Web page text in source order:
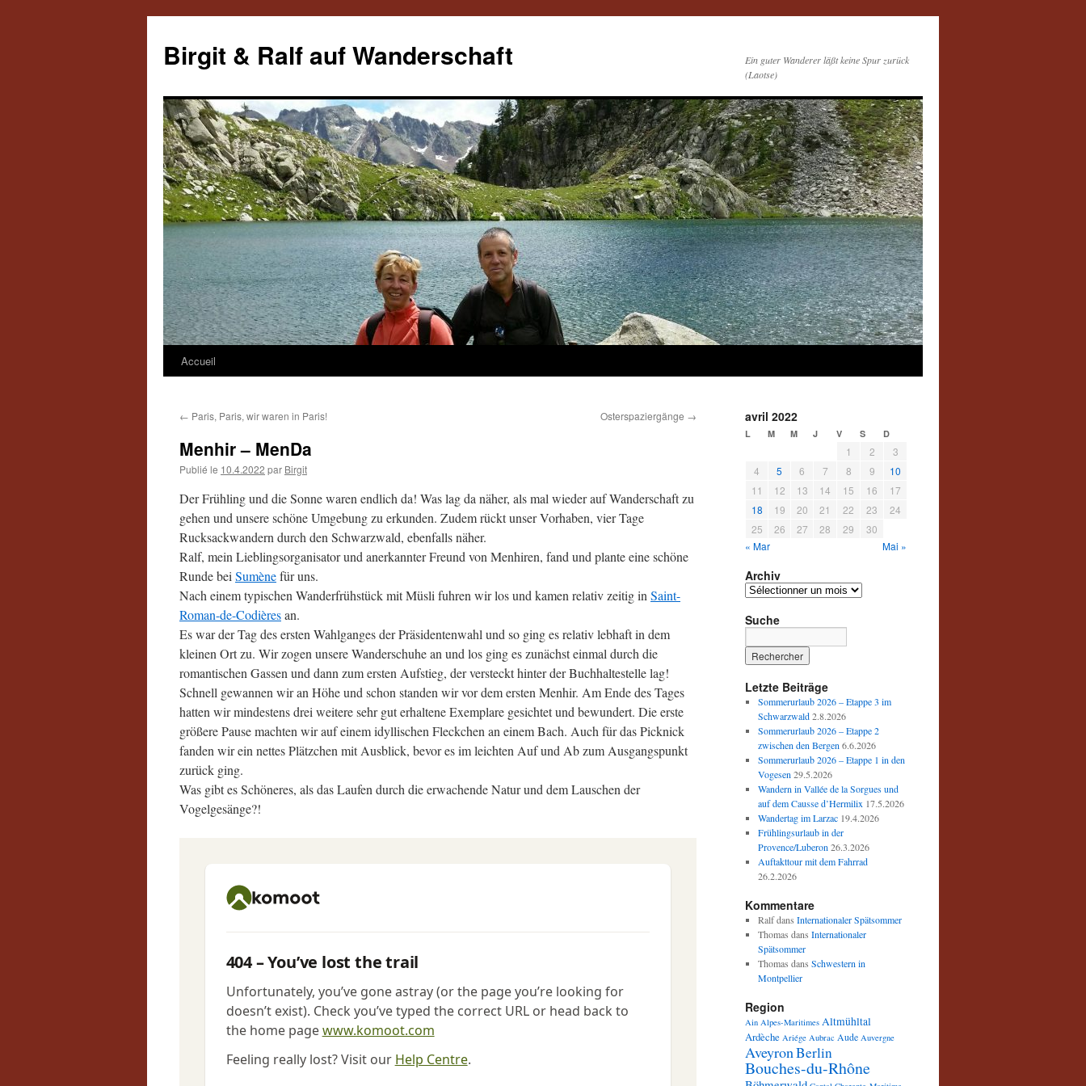
contenu
Birgit & Ralf auf Wanderschaft
Ein guter Wanderer läßt keine Spur zurück
(Laotse)
Accueil
← Paris, Paris, wir waren in Paris! Osterspaziergänge →
Menhir – MenDa
Publié le 10.4.2022 par Birgit
Der Frühling und die Sonne waren endlich da! Was lag da näher, als mal wieder auf Wanderschaft zu
gehen und unsere schöne Umgebung zu erkunden. Zudem rückt unser Vorhaben, vier Tage
Rucksackwandern durch den Schwarzwald, ebenfalls näher.
Ralf, mein Lieblingsorganisator und anerkannter Freund von Menhiren, fand und plante eine schöne
Runde bei Sumènefür uns.
Nach einem typischen Wanderfrühstück mit Müsli fuhren wir los und kamen relativ zeitig in Saint-
Roman-de-Codièresan.
Es war der Tag des ersten Wahlganges der Präsidentenwahl und so ging es relativ lebhaft in dem
kleinen Ort zu. Wir zogen unsere Wanderschuhe an und los ging es zunächst einmal durch die
romantischen Gassen und dann zum ersten Aufstieg, der versteckt hinter der Buchhaltestelle lag!
Schnell gewannen wir an Höhe und schon standen wir vor dem ersten Menhir. Am Ende des Tages
hatten wir mindestens drei weitere sehr gut erhaltene Exemplare gesichtet und bewundert. Die erste
größere Pause machten wir auf einem idyllischen Fleckchen an einem Bach. Auch für das Picknick
fanden wir ein nettes Plätzchen mit Ausblick, bevor es im leichten Auf und Ab zum Ausgangspunkt
zurück ging.
Was gibt es Schöneres, als das Laufen durch die erwachende Natur und dem Lauschen der
Vogelgesänge?!
avril 2022
L M M J V S D
1 2
3
4
5 6 7 8 9
10
11
12 13 14 15 16
17
18
19 20 21 22 23
24
25
26 27 28 29
30
« Mar
Mai »
Archiv
Archiv
Suche
Letzte Beiträge
Sommerurlaub 2026 – Etappe 3 im
Schwarzwald 2.8.2026
Sommerurlaub 2026 – Etappe 2
zwischen den Bergen 6.6.2026
Sommerurlaub 2026 – Etappe 1 in den
Vogesen 29.5.2026
Wandern in Vallée de la Sorgues und
auf dem Causse d’Hermilix 17.5.2026
Wandertag im Larzac 19.4.2026
Frühlingsurlaub in der
Provence/Luberon 26.3.2026
Auftakttour mit dem Fahrrad
26.2.2026
Kommentare
Ralfdans Internationaler Spätsommer
Thomas dans Internationaler
Spätsommer
Thomas dans Schwestern in
Montpellier
Region
Ain Alpes-Maritimes Altmühltal
Ardèche Ariége Aubrac Aude Auvergne
AveyronBerlin
Bouches-du-Rhône